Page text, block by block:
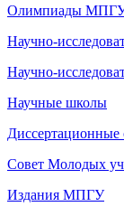
Олимпиады
Научно-
Научно-
Научные школы
Диссертационные
Совет Молодых
Издания МПГУ